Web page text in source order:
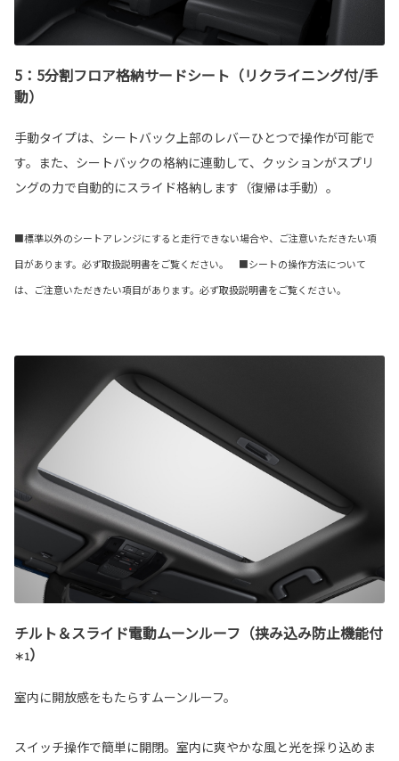
5：5分割フロア格納サードシート（リクライニング付/手
動）
手動タイプは、シートバック上部のレバーひとつで操作が可能で
す。また、シートバックの格納に連動して、クッションがスプリ
ングの力で自動的にスライド格納します（復帰は手動）。
■標準以外のシートアレンジにすると走行できない場合や、ご注意いただきたい項
目があります。必ず取扱説明書をご覧ください。 ■シートの操作方法について
は、ご注意いただきたい項目があります。必ず取扱説明書をご覧ください。
チルト＆スライド電動ムーンルーフ（挟み込み防止機能付
＊1）
室内に開放感をもたらすムーンルーフ。
スイッチ操作で簡単に開閉。室内に爽やかな風と光を採り込めま